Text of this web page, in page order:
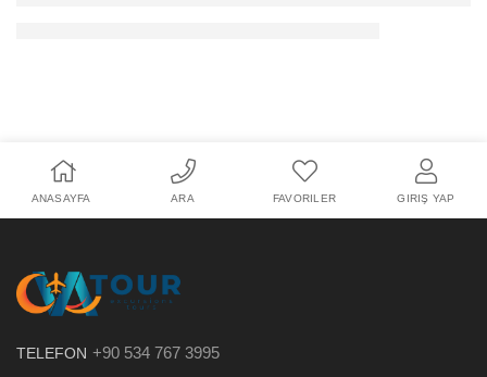
ANASAYFA ARA FAVORILER GIRIŞ YAP
TELEFON +90 534 767 3995